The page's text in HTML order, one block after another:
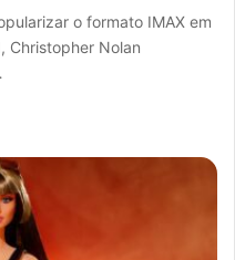
o formato IMAX em
Christopher Nolan